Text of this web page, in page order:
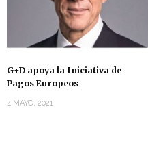
G+D apoya la Iniciativa de
Pagos Europeos
4 MAYO, 2021